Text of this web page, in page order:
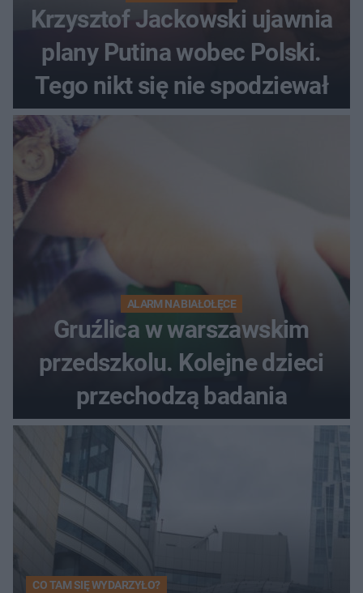
Krzysztof Jackowski ujawnia
plany Putina wobec Polski.
Tego nikt się nie spodziewał
ALARM NA BIAŁOŁĘCE
Gruźlica w warszawskim
przedszkolu. Kolejne dzieci
przechodzą badania
CO TAM SIĘ WYDARZYŁO?